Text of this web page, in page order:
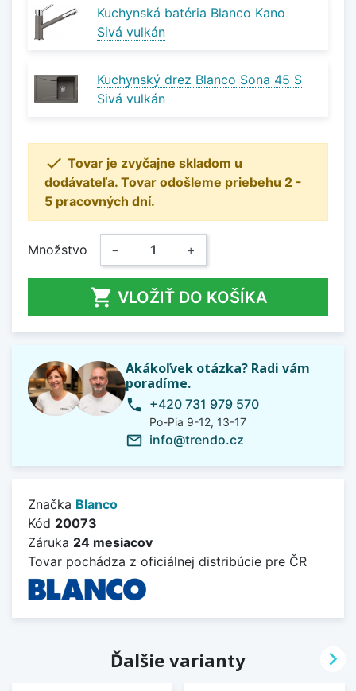
Kuchynská batéria Blanco Kano
Sivá vulkán
Kuchynský drez Blanco Sona 45 S
Sivá vulkán
 Tovar je zvyčajne skladom u
dodávateľa. Tovar odošleme priebehu 2 -
5 pracovných dní.
Množstvo − +
 VLOŽIŤ DO KOŠÍKA
Akákoľvek otázka? Radi vám
poradíme.
phone +420 731 979 570
Po-Pia 9-12, 13-17
mail_outline info@trendo.cz
Značka Blanco
Kód 20073
Záruka 24 mesiacov
Tovar pochádza z oficiálnej distribúcie pre ČR
Ďalšie varianty 